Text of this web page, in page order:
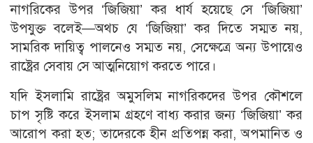
নাগরিকের উপর ‘জিজিয়া’ কর ধার্য হয়েছে সে ‘জিজিয়া’
উপযুক্ত বলেই—অথচ যে ‘জিজিয়া’ কর দিতে সম্মত নয়,
সামরিক দায়িত্ব পালনেও সম্মত নয়, সেক্ষেত্রে অন্য উপায়েও
রাষ্ট্রের সেবায় সে আত্মনিয়ােগ করতে পারে।
যদি ইসলামি রাষ্ট্রের অমুসলিম নাগরিকদের উপর কৌশলে
চাপ সৃষ্টি করে ইসলাম গ্রহণে বাধ্য করার জন্য ‘জিজিয়া’ কর
আরােপ করা হত; তাদেরকে হীন প্রতিপন্ন করা, অপমানিত ও